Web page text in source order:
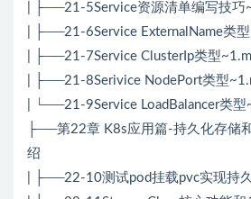
| ├──21-5Service资源清单编写技巧
| ├──21-6Service ExternalName类
| ├──21-7Service ClusterIp类型
| ├──21-8Serivice NodePort类型
| └──21-9Service LoadBalancer类
├──第22章 K8s应用篇-持久化存储
绍
| ├──22-10测试pod挂载pvc实现持